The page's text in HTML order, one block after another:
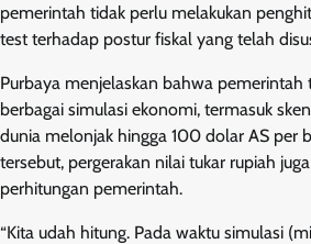
pemerintah tidak perlu melakukan
test terhadap postur fiskal yang telah
Purbaya menjelaskan bahwa pemerintah
berbagai simulasi ekonomi, termasuk
dunia melonjak hingga 100 dolar AS per
tersebut, pergerakan nilai tukar rupiah
perhitungan pemerintah.
“Kita udah hitung. Pada waktu simulasi